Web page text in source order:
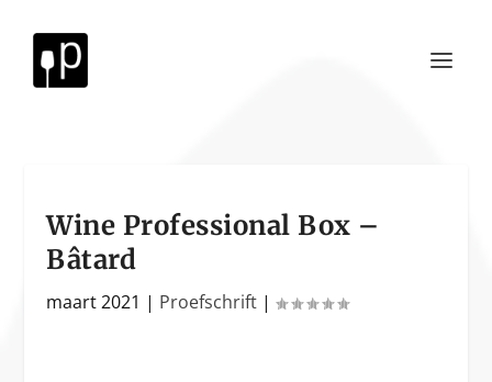
Wine Professional Box –
Bâtard
maart 2021 | Proefschrift |